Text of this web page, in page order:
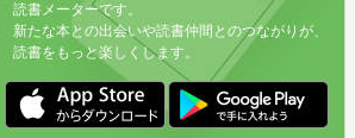
読書メーターです。
新たな本との出会いや読書仲間とのつながりが、
読書をもっと楽しくします。